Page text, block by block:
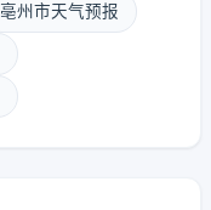
亳州市天气预报